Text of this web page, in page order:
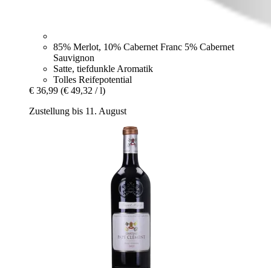
85% Merlot, 10% Cabernet Franc 5% Cabernet
Sauvignon
Satte, tiefdunkle Aromatik
Tolles Reifepotential
€ 36,99 (€ 49,32 / l)
Zustellung bis 11. August